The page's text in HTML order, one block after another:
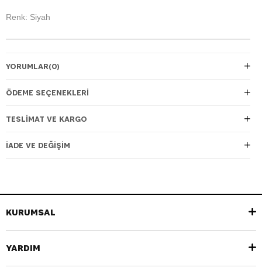
Renk: Siyah
YORUMLAR(0)
ÖDEME SEÇENEKLERI
TESLIMAT VE KARGO
İADE VE DEĞIŞIM
KURUMSAL
YARDIM